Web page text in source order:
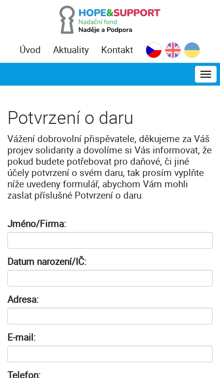
Úvod Aktuality Kontakt
Potvrzení o daru
Vážení dobrovolní přispěvatele, děkujeme za Váš
projev solidarity a dovolíme si Vás informovat, že
pokud budete potřebovat pro daňové, či jiné
účely potvrzení o svém daru, tak prosím vyplňte
níže uvedeny formulář, abychom Vám mohli
zaslat příslušné Potvrzení o daru.
Jméno/Firma:
Datum narození/IČ:
Adresa:
E-mail:
Telefon: